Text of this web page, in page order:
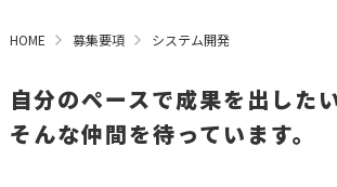
HOME 募集要項 システム開発
自分のペースで成果を出したい
そんな仲間を待っています。